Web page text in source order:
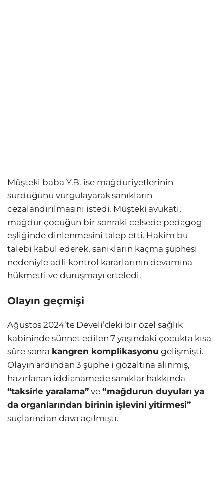
Müşteki baba Y.B. ise mağduriyetlerinin
sürdüğünü vurgulayarak sanıkların
cezalandırılmasını istedi. Müşteki avukatı,
mağdur çocuğun bir sonraki celsede pedagog
eşliğinde dinlenmesini talep etti. Hakim bu
talebi kabul ederek, sanıkların kaçma şüphesi
nedeniyle adli kontrol kararlarının devamına
hükmetti ve duruşmayı erteledi.
Olayın geçmişi
Ağustos 2024’te Develi’deki bir özel sağlık
kabininde sünnet edilen 7 yaşındaki çocukta kısa
süre sonra kangren komplikasyonu gelişmişti.
Olayın ardından 3 şüpheli gözaltına alınmış,
hazırlanan iddianamede sanıklar hakkında
“taksirle yaralama” ve “mağdurun duyuları ya
da organlarından birinin işlevini yitirmesi”
suçlarından dava açılmıştı.